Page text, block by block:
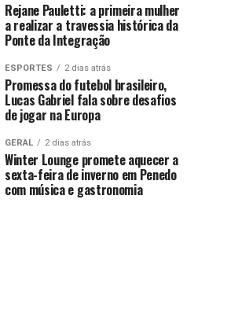
Rejane Pauletti: a primeira mulher
a realizar a travessia histórica da
Ponte da Integração
ESPORTES 2 dias atrás
Promessa do futebol brasileiro,
Lucas Gabriel fala sobre desafios
de jogar na Europa
GERAL 2 dias atrás
Winter Lounge promete aquecer a
sexta-feira de inverno em Penedo
com música e gastronomia